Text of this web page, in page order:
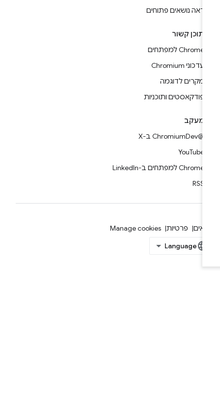
ראה נושאים פתוחים
תוכן קשור
Chrome למפתחים
עדכוני Chromium
מקרים לדוגמה
פודקאסטים ותוכניות
מעקב
YouTube
Chrome למפתחים ב-LinkedIn
פרטיות Manage cookies